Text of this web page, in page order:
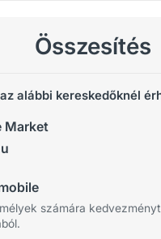
Összesítés
alábbi kereskedőknél
Market
számára